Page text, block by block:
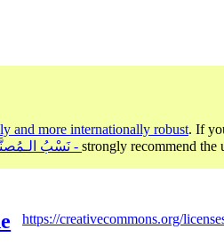
and more internationally robust. If
strongly recommend the
https://creativecommons.org/